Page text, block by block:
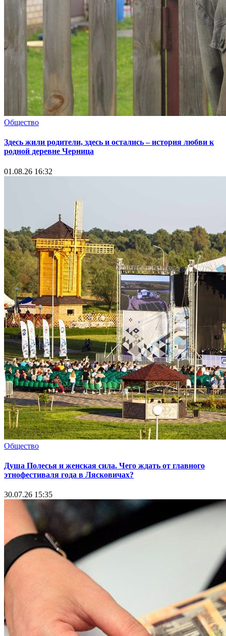
Общество
Здесь жили родители, здесь и остались – история любви к
родной деревне Черница
01.08.26 16:32
Общество
Душа Полесья и женская сила. Чего ждать от главного
этнофестиваля года в Лясковичах?
30.07.26 15:35